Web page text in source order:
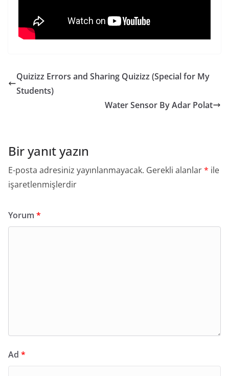
Quizizz Errors and Sharing Quizizz (Special for My
Students)
Water Sensor By Adar Polat
Bir yanıt yazın
E-posta adresiniz yayınlanmayacak. Gerekli alanlar* ile
işaretlenmişlerdir
Yorum *
Ad *